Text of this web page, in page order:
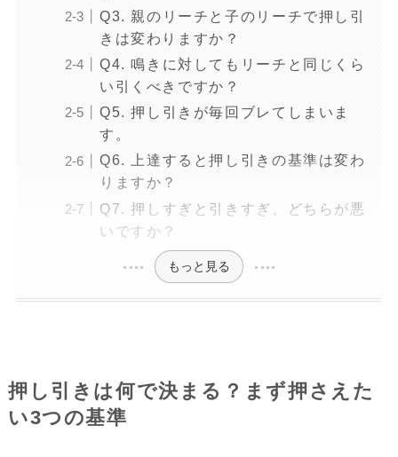
Q3. 親のリーチと子のリーチで押し引
きは変わりますか？
Q4. 鳴きに対してもリーチと同じくら
い引くべきですか？
Q5. 押し引きが毎回ブレてしまいま
す。
Q6. 上達すると押し引きの基準は変わ
りますか？
Q7. 押しすぎと引きすぎ、どちらが悪
いですか？
もっと見る
押し引きは何で決まる？まず押さえた
い3つの基準